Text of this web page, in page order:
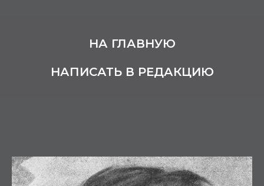
НА ГЛАВНУЮ
НАПИСАТЬ В РЕДАКЦИЮ